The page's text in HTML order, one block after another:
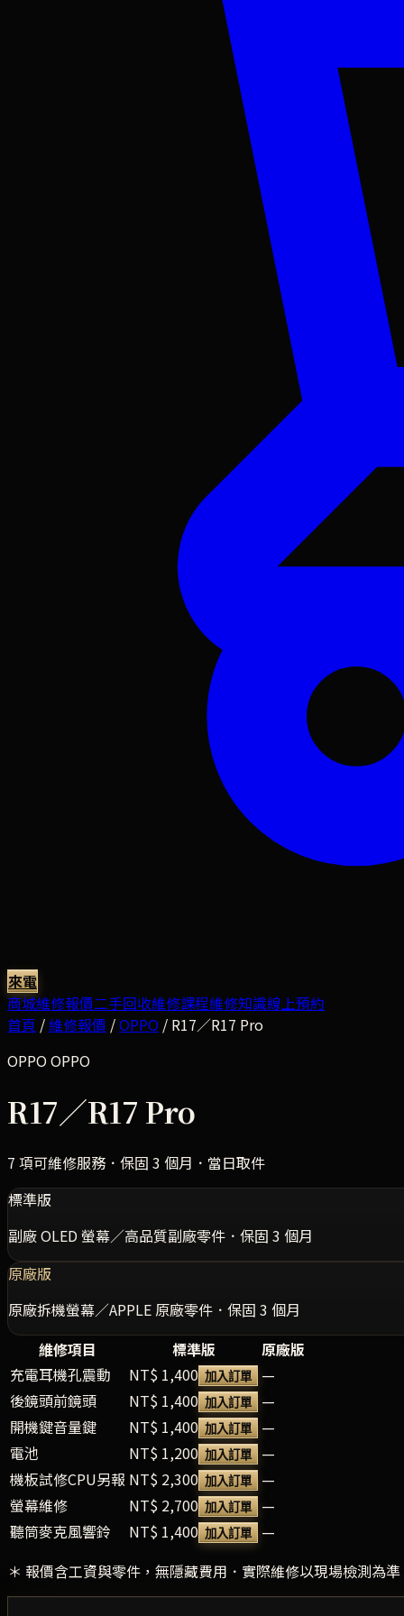
來電
商城維修報價二手回收維修課程維修知識線上預約
首頁 /維修報價 /OPPO / R17／R17 Pro
OPPO OPPO
R17／R17 Pro
7 項可維修服務．保固 3 個月．當日取件
標準版
副廠 OLED 螢幕／高品質副廠零件．保固 3 個月
原廠版
原廠拆機螢幕／APPLE 原廠零件．保固 3 個月
維修項目
標準版
原廠版
充電耳機孔震動
NT$ 1,400 加入訂單
—
後鏡頭前鏡頭
NT$ 1,400 加入訂單
—
開機鍵音量鍵
NT$ 1,400 加入訂單
—
電池
NT$ 1,200 加入訂單
—
機板試修CPU另報 NT$ 2,300 加入訂單
—
螢幕維修
NT$ 2,700 加入訂單
—
聽筒麥克風響鈴
NT$ 1,400 加入訂單
—
＊ 報價含工資與零件，無隱藏費用．實際維修以現場檢測為